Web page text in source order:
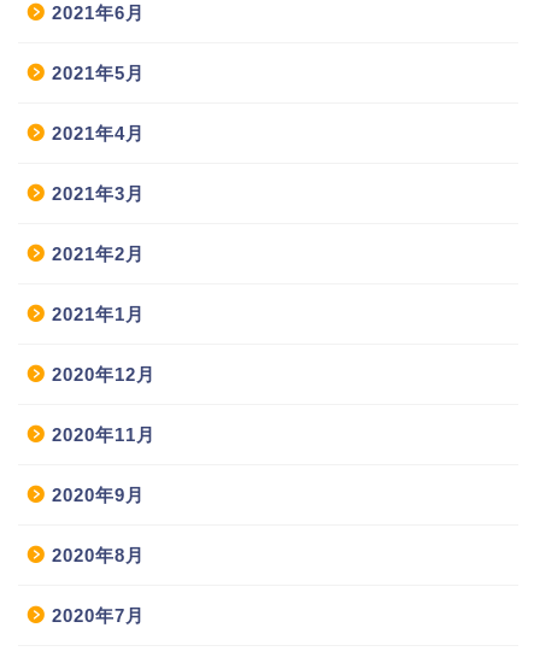
2021年6月
2021年5月
2021年4月
2021年3月
2021年2月
2021年1月
2020年12月
2020年11月
2020年9月
2020年8月
2020年7月